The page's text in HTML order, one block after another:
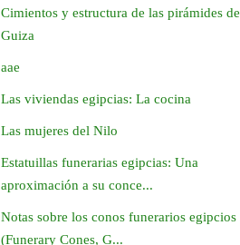
Cimientos y estructura de las pirámides de
Guiza
aae
Las viviendas egipcias: La cocina
Las mujeres del Nilo
Estatuillas funerarias egipcias: Una
aproximación a su conce...
Notas sobre los conos funerarios egipcios
(Funerary Cones, G...